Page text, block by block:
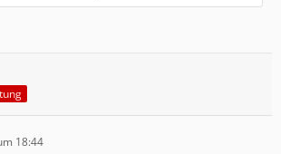
hat es sehr überrascht zu sehen, wie
Jahren durch neue Anpassungen
immer professioneller wurde.
gelernt.
18:44